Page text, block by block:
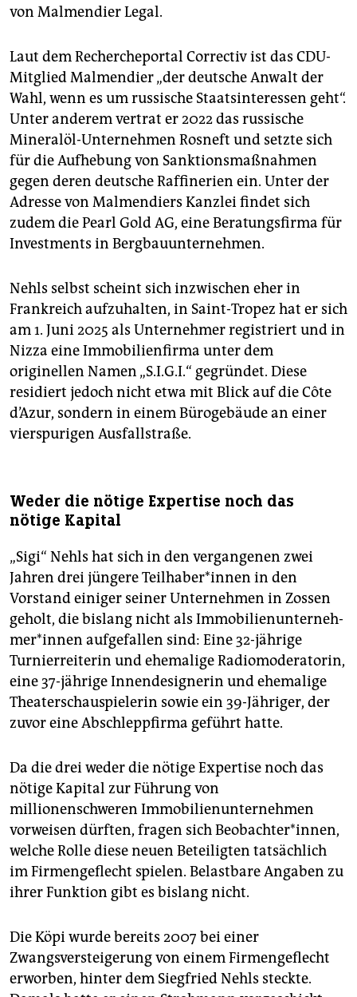
von Malmendier Legal.
Laut dem Rechercheportal Correctiv ist das CDU-
Mitglied Malmendier „der deutsche Anwalt der
Wahl, wenn es um russische Staatsinteressen geht“.
Unter anderem vertrat er 2022 das russische
Mineralöl-Unternehmen Rosneft und setzte sich
für die Aufhebung von Sanktionsmaßnahmen
gegen deren deutsche Raffinerien ein. Unter der
Adresse von Malmendiers Kanzlei findet sich
zudem die Pearl Gold AG, eine Beratungsfirma für
Investments in Bergbauunternehmen.
Nehls selbst scheint sich inzwischen eher in
Frankreich aufzuhalten, in Saint-Tropez hat er sich
am 1. Juni 2025 als Unternehmer registriert und in
Nizza eine Immobilienfirma unter dem
originellen Namen „S.I.G.I.“ gegründet. Diese
residiert jedoch nicht etwa mit Blick auf die Côte
d’Azur, sondern in einem Bürogebäude an einer
vierspurigen Ausfallstraße.
Weder die nötige Expertise noch das
nötige Kapital
„Sigi“ Nehls hat sich in den vergangenen zwei
Jahren drei jüngere Teil­ha­be­r*in­nen in den
Vorstand einiger seiner Unternehmen in Zossen
geholt, die bislang nicht als Im­mo­bi­li­en­un­ter­neh­
me­r*in­nen aufgefallen sind: Eine 32-jährige
Turnierreiterin und ehemalige Radiomoderatorin,
eine 37-jährige Innendesignerin und ehemalige
Theaterschauspielerin sowie ein 39-Jähriger, der
zuvor eine Abschleppfirma geführt hatte.
Da die drei weder die nötige Expertise noch das
nötige Kapital zur Führung von
millionenschweren Immobilienunternehmen
vorweisen dürften, fragen sich Beobachter*innen,
welche Rolle diese neuen Beteiligten tatsächlich
im Firmengeflecht spielen. Belastbare Angaben zu
ihrer Funktion gibt es bislang nicht.
Die Köpi wurde bereits 2007 bei einer
Zwangsversteigerung von einem Firmengeflecht
erworben, hinter dem Siegfried Nehls steckte.